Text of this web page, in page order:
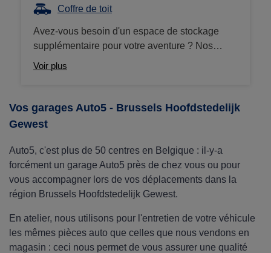
prix compétitifs.
Coffre de toit
Avez-vous besoin d'un espace de stockage
supplémentaire pour votre aventure ? Nos
coffres de toit (ou d'attelage) sont la solution
meilleur prix, avec le montage offert en centre !
Voir plus
Vos garages Auto5 - Brussels Hoofdstedelijk
Gewest
Auto5, c'est plus de 50 centres en Belgique : il-y-a
forcément un garage Auto5 près de chez vous ou pour
vous accompagner lors de vos déplacements dans la
région Brussels Hoofdstedelijk Gewest.
En atelier, nous utilisons pour l'entretien de votre véhicule
les mêmes pièces auto que celles que nous vendons en
magasin : ceci nous permet de vous assurer une qualité